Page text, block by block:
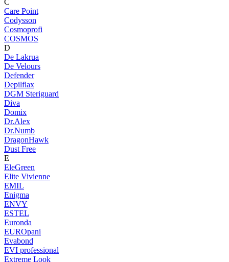
C
Care Point
Codysson
Cosmoprofi
COSMOS
D
De Lakrua
De Velours
Defender
Depilflax
DGM Steriguard
Diva
Domix
Dr.Alex
Dr.Numb
DragonHawk
Dust Free
E
EleGreen
Elite Vivienne
EMIL
Enigma
ENVY
ESTEL
Euronda
EUROpani
Evabond
EVI professional
Extreme Look